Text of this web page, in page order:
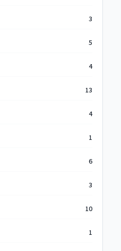
3
5
4
13
4
1
6
3
10
1